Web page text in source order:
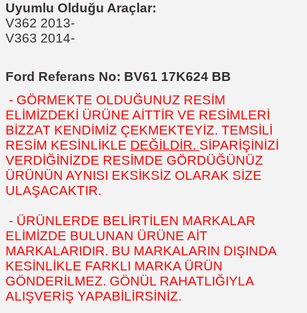
Uyumlu Olduğu Araçlar:
V362 2013-
V363 2014-
Ford Referans No: BV61 17K624 BB
- GÖRMEKTE OLDUĞUNUZ RESİM
ELİMİZDEKİ ÜRÜNE AİTTİR VE RESİMLERİ
BİZZAT KENDİMİZ ÇEKMEKTEYİZ. TEMSİLİ
RESİM KESİNLİKLE DEĞİLDİR. SİPARİŞİNİZİ
VERDİĞİNİZDE RESİMDE GÖRDÜĞÜNÜZ
ÜRÜNÜN AYNISI EKSİKSİZ OLARAK SİZE
ULAŞACAKTIR.
- ÜRÜNLERDE BELİRTİLEN MARKALAR
ELİMİZDE BULUNAN ÜRÜNE AİT
MARKALARIDIR. BU MARKALARIN DIŞINDA
KESİNLİKLE FARKLI MARKA ÜRÜN
GÖNDERİLMEZ. GÖNÜL RAHATLIĞIYLA
ALIŞVERİŞ YAPABİLİRSİNİZ.